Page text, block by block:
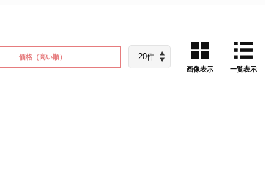
価格（高い順）
画像表示
一覧表示